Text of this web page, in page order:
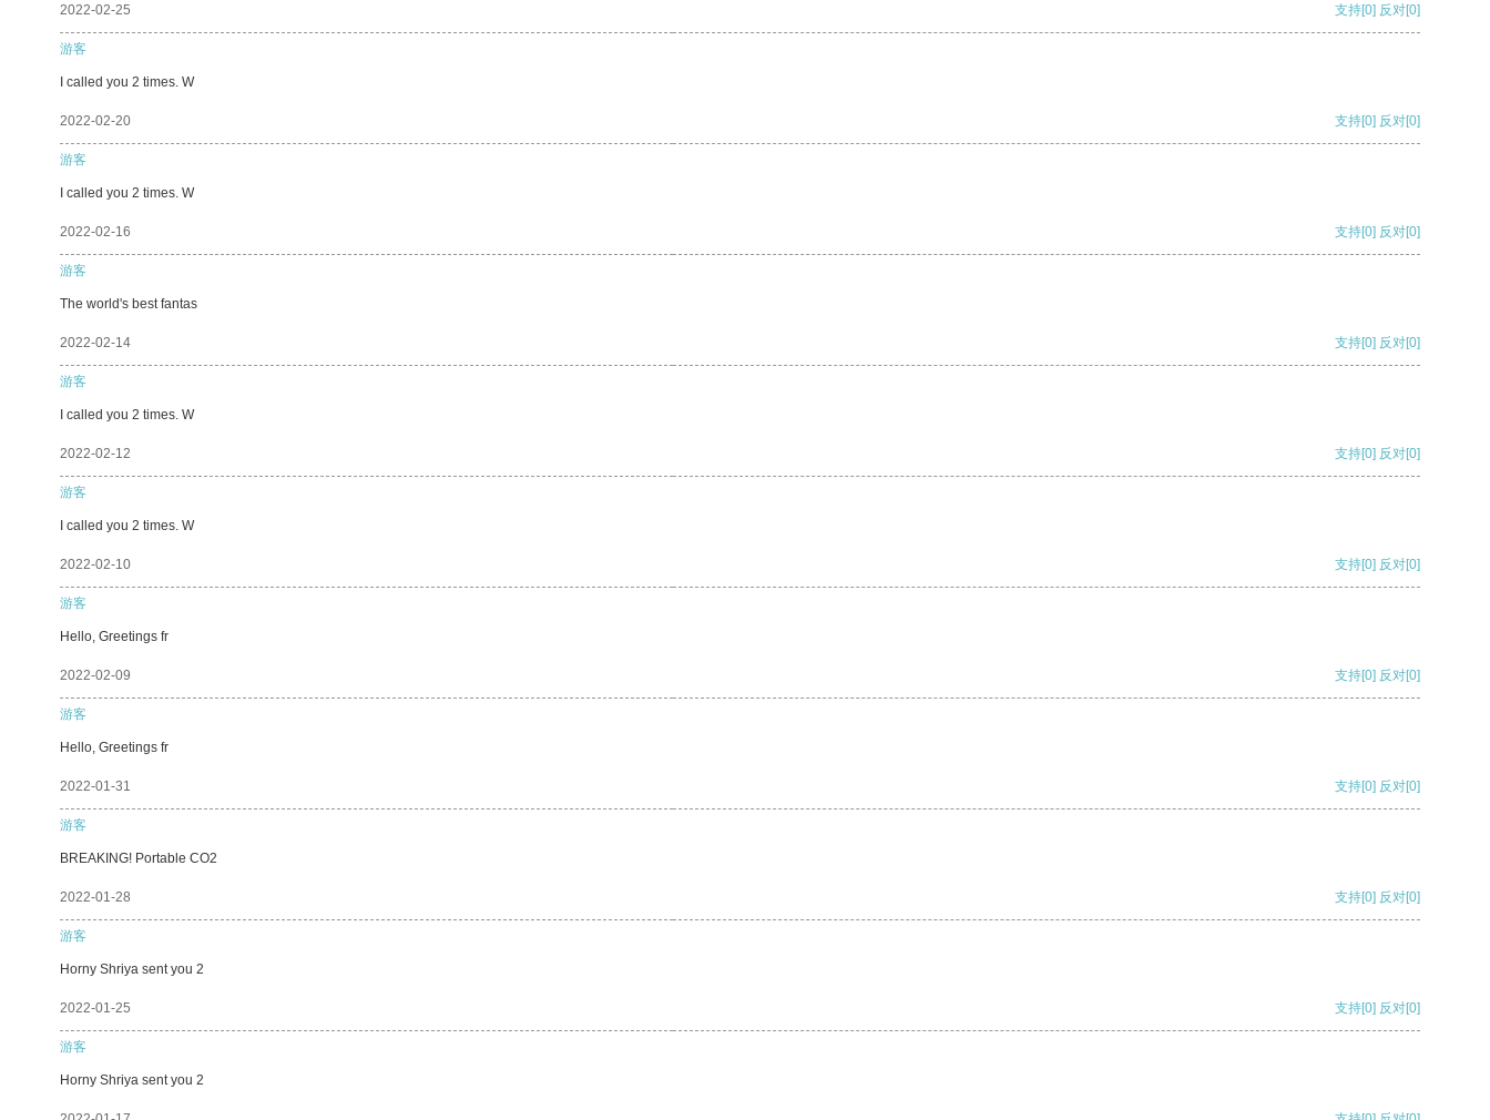
2022-02-25 支持[0] 反对[0]
游客
I called you 2 times. W
2022-02-20 支持[0] 反对[0]
游客
I called you 2 times. W
2022-02-16 支持[0] 反对[0]
游客
The world's best fantas
2022-02-14 支持[0] 反对[0]
游客
I called you 2 times. W
2022-02-12 支持[0] 反对[0]
游客
I called you 2 times. W
2022-02-10 支持[0] 反对[0]
游客
Hello, Greetings fr
2022-02-09 支持[0] 反对[0]
游客
Hello, Greetings fr
2022-01-31 支持[0] 反对[0]
游客
BREAKING! Portable CO2
2022-01-28 支持[0] 反对[0]
游客
Horny Shriya sent you 2
2022-01-25 支持[0] 反对[0]
游客
Horny Shriya sent you 2